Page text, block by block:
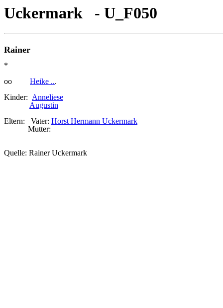
Uckermark - U_F050
Rainer
*
oo Heike ...
Kinder: Anneliese
Augustin
Eltern: Vater: Horst Hermann Uckermark
Mutter:
Quelle: Rainer Uckermark